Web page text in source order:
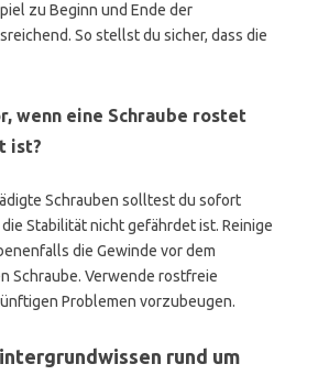
zu Beginn und Ende der
So stellst du sicher, dass die
wenn eine Schraube rostet
ist?
Schrauben solltest du sofort
Stabilität nicht gefährdet ist. Reinige
die Gewinde vor dem
Schraube. Verwende rostfreie
Problemen vorzubeugen.
rund um